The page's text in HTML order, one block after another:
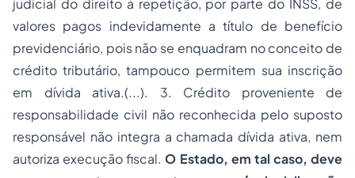
judicial do direito à repetição, por parte do INSS, de
valores pagos indevidamente a título de benefício
previdenciário, pois não se enquadram no conceito de
crédito tributário, tampouco permitem sua inscrição
em dívida ativa.(...). 3. Crédito proveniente de
responsabilidade civil não reconhecida pelo suposto
responsável não integra a chamada dívida ativa, nem
autoriza execução fiscal.O Estado, em tal caso, deve